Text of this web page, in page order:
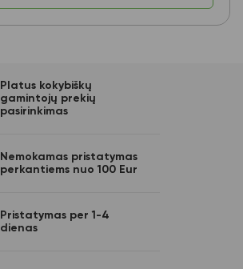
Platus kokybiškų
gamintojų prekių
pasirinkimas
Nemokamas pristatymas
perkantiems nuo 100 Eur
Pristatymas per 1-4
dienas